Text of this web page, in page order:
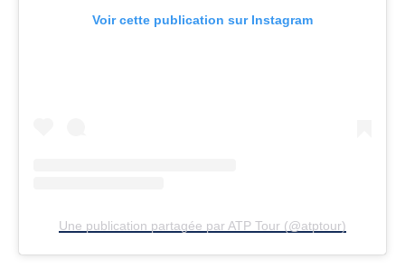
Voir cette publication sur Instagram
Une publication partagée par ATP Tour (@atptour)